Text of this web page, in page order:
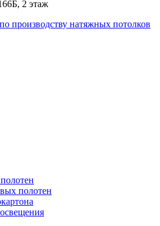
2 этаж
полотен